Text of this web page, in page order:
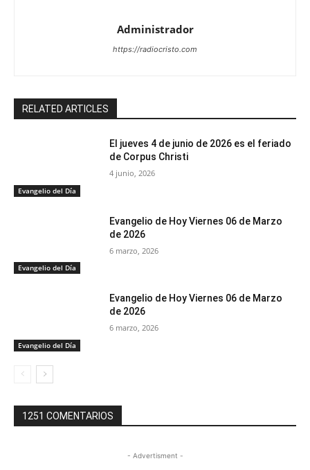
Administrador
https://radiocristo.com
RELATED ARTICLES
Evangelio del Día
El jueves 4 de junio de 2026 es el feriado
de Corpus Christi
4 junio, 2026
Evangelio del Día
Evangelio de Hoy Viernes 06 de Marzo
de 2026
6 marzo, 2026
Evangelio del Día
Evangelio de Hoy Viernes 06 de Marzo
de 2026
6 marzo, 2026
1251 COMENTARIOS
- Advertisment -